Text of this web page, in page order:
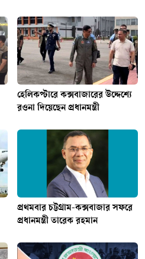
হেলিকপ্টারে কক্সবাজারের উদ্দেশ্যে
রওনা দিয়েছেন প্রধানমন্ত্রী
প্রথমবার চট্টগ্রাম-কক্সবাজার সফরে
প্রধানমন্ত্রী তারেক রহমান